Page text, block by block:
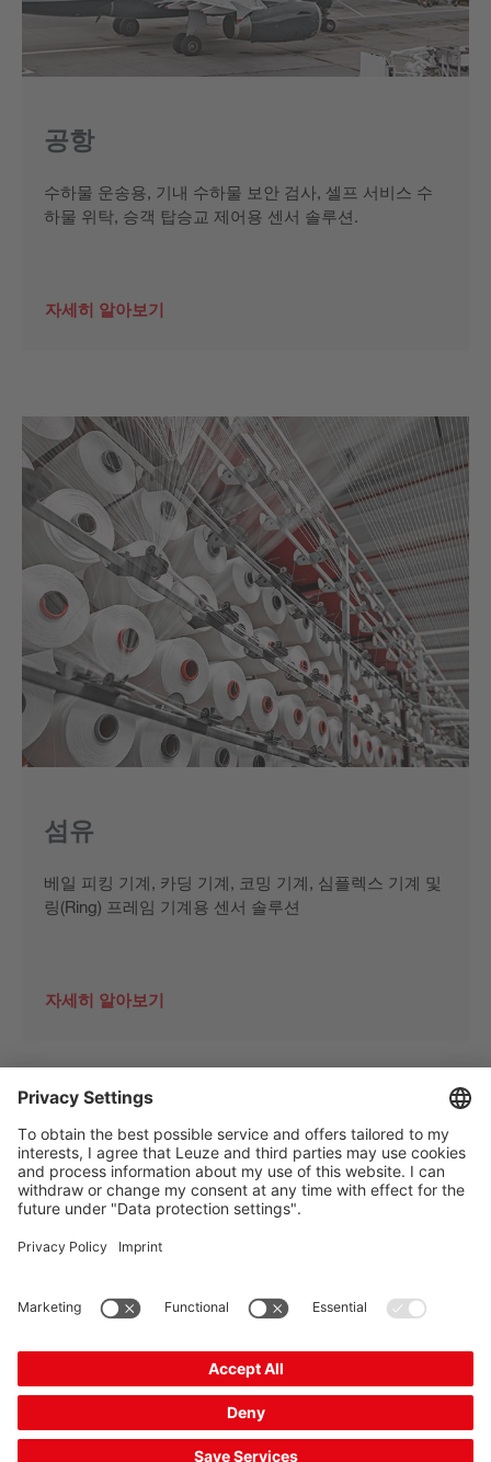
공항
수하물 운송용, 기내 수하물 보안 검사, 셀프 서비스 수
하물 위탁, 승객 탑승교 제어용 센서 솔루션.
자세히 알아보기
섬유
베일 피킹 기계, 카딩 기계, 코밍 기계, 심플렉스 기계 및
링(Ring) 프레임 기계용 센서 솔루션
자세히 알아보기
The Sensor People
바로 가기
뉴스레터